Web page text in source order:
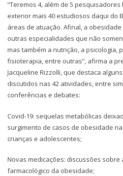
“Teremos 4, além de 5
exterior mais 40 estudiosos daqui do
áreas de atuação. Afinal, a
outras especialidades que não
mas também a nutrição, a psicologia,
fisioterapia, entre outras”, afirma a
Jacqueline Rizzolli, que destaca
discutidos nas 42 atividades, entre
conferências e debates:
Covid-19: sequelas metabólicas
surgimento de casos de obesidade
crianças e adolescentes;
Novas medicações: discussões
farmacológico da obesidade;